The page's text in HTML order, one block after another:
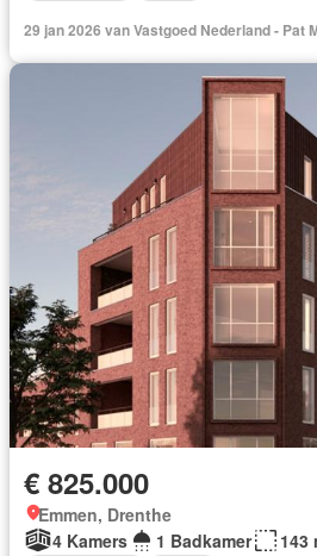
29 jan 2026 van Vastgoed Nederland - Pat
€ 825.000
Emmen, Drenthe
4 Kamers
1 Badkamer
143